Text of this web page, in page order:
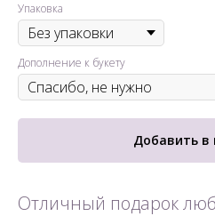
Упаковка
Дополнение к букету
Добавить в
Отличный подарок